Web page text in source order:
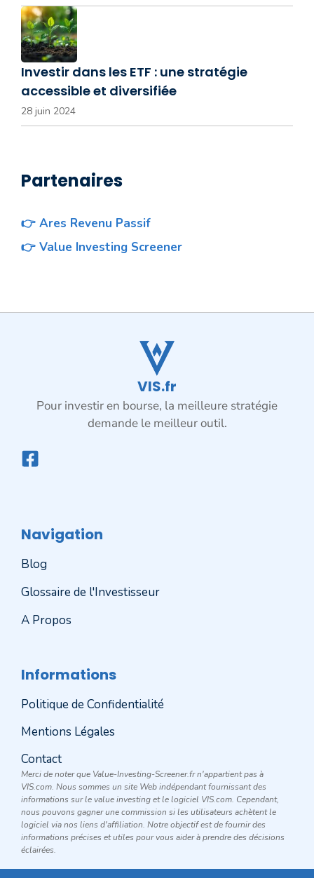
Investir dans les ETF : une stratégie
accessible et diversifiée
28 juin 2024
Partenaires
👉 Ares Revenu Passif
👉 Value Investing Screener
VIS.fr
Pour investir en bourse, la meilleure stratégie
demande le meilleur outil.
Navigation
Blog
Glossaire de l'Investisseur
A Propos
Informations
Politique de Confidentialité
Mentions Légales
Contact
Merci de noter que Value-Investing-Screener.fr n'appartient pas à
VIS.com. Nous sommes un site Web indépendant fournissant des
informations sur le value investing et le logiciel VIS.com. Cependant,
nous pouvons gagner une commission si les utilisateurs achètent le
logiciel via nos liens d'affiliation. Notre objectif est de fournir des
informations précises et utiles pour vous aider à prendre des décisions
éclairées.